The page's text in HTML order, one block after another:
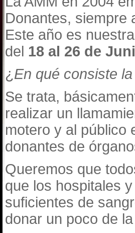
Donantes, siempre
Este año es
del 18 al 26 de
¿ En qué consiste
Se trata,
realizar un
motero y al público
donantes de
Queremos que
que los hospitales
suficientes de
donar un poco de